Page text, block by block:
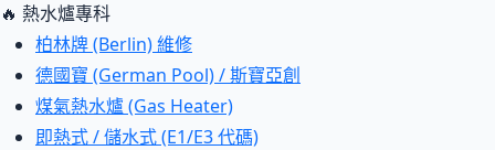
🔥 熱水爐專科
柏林牌 (Berlin) 維修
德國寶 (German Pool) / 斯寶亞創
煤氣熱水爐 (Gas Heater)
即熱式 / 儲水式 (E1/E3 代碼)